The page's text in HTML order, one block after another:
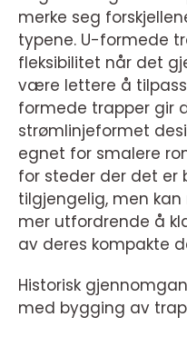
merke seg
typene. U-formede
fleksibilitet når det
være lettere å
formede trapper gir
strømlinjeformet
egnet for smalere
for steder der det er
tilgjengelig, men
mer utfordrende å
av deres kompakte
Historisk
med bygging av